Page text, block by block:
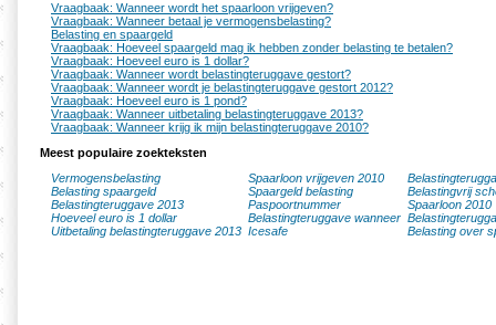
Vraagbaak: Wanneer wordt het spaarloon vrijgeven?
Vraagbaak: Wanneer betaal je vermogensbelasting?
Belasting en spaargeld
Vraagbaak: Hoeveel spaargeld mag ik hebben zonder belasting te betalen?
Vraagbaak: Hoeveel euro is 1 dollar?
Vraagbaak: Wanneer wordt belastingteruggave gestort?
Vraagbaak: Wanneer wordt je belastingteruggave gestort 2012?
Vraagbaak: Hoeveel euro is 1 pond?
Vraagbaak: Wanneer uitbetaling belastingteruggave 2013?
Vraagbaak: Wanneer krijg ik mijn belastingteruggave 2010?
Meest populaire zoekteksten
Vermogensbelasting
Spaarloon vrijgeven 2010
Belasting spaargeld
Spaargeld belasting
Belastingvrij
Belastingteruggave 2013
Paspoortnummer
Spaarloon 2010
Hoeveel euro is 1 dollar
Belastingteruggave wanneer
Uitbetaling belastingteruggave 2013 Icesafe Belasting over